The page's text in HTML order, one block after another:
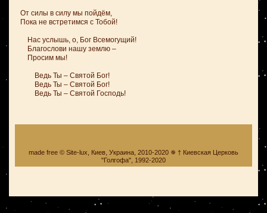
От силы в силу мы пойдём,
Пока не встретимся с Тобой!
Нас услышь, о, Бог Всемогущий!
Благослови нашу землю –
Просим мы!
Ведь Ты – Святой Бог!
Ведь Ты – Святой Бог!
Ведь Ты – Святой Господь!
made free © Site-lux, Киев, Украина, 2010-2020 ✵ † Киевская Церковь
"Голгофа", 1992-2020